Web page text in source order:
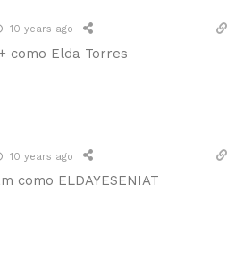
10 years ago
como Elda Torres
10 years ago
como ELDAYESENIAT